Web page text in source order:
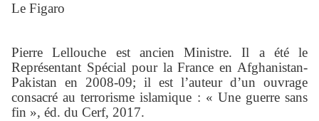
Le Figaro
Pierre Lellouche est ancien Ministre. Il a été le
Représentant Spécial pour la France en Afghanistan-
Pakistan en 2008-09; il est l’auteur d’un ouvrage
consacré au terrorisme islamique : « Une guerre sans
fin », éd. du Cerf, 2017.